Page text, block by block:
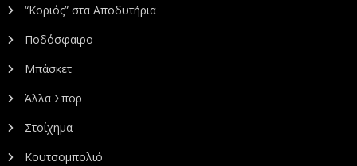
“Κοριός” στα Αποδυτήρια
Ποδόσφαιρο
Μπάσκετ
Άλλα Σπορ
Στοίχημα
Κουτσομπολιό